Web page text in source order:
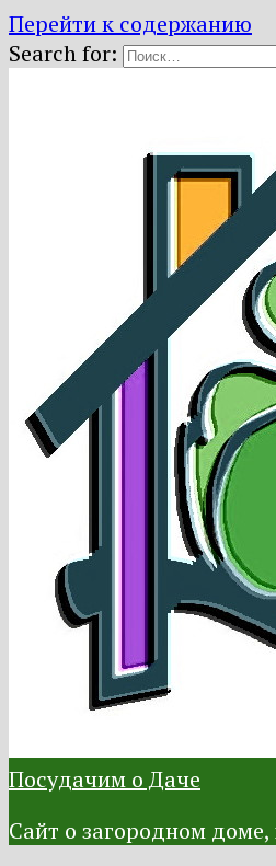
Перейти к содержанию
Search for:
Посудачим о Даче
Сайт о загородном доме,